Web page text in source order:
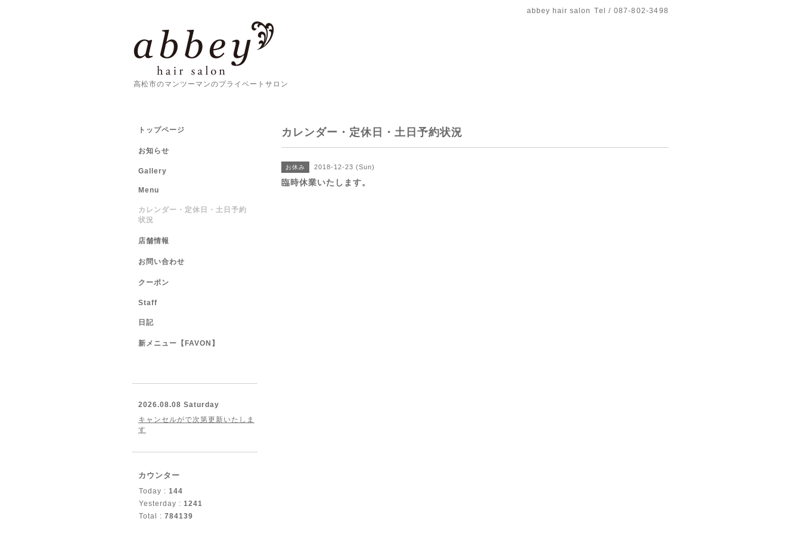
abbey hair salon Tel / 087-802-3498
高松市のマンツーマンのプライベートサロン
カレンダー・定休日・土日予約状況
お休み 2018-12-23 (Sun)
臨時休業いたします。
トップページ
お知らせ
Gallery
Menu
カレンダー・定休日・土日予約
状況
店舗情報
お問い合わせ
クーポン
Staff
日記
新メニュー【FAVON】
2026.08.08 Saturday
キャンセルがで次第更新いたしま
す
カウンター
Today : 144
Yesterday : 1241
Total : 784139